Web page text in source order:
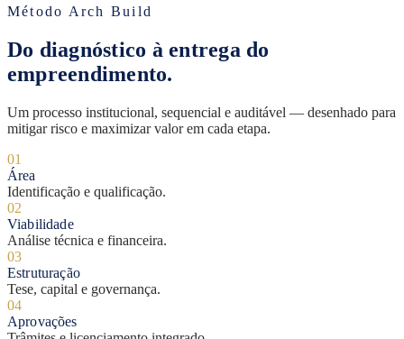
Método Arch Build
Do diagnóstico à entrega do
empreendimento.
Um processo institucional, sequencial e auditável — desenhado para
mitigar risco e maximizar valor em cada etapa.
01
Área
Identificação e qualificação.
02
Viabilidade
Análise técnica e financeira.
03
Estruturação
Tese, capital e governança.
04
Aprovações